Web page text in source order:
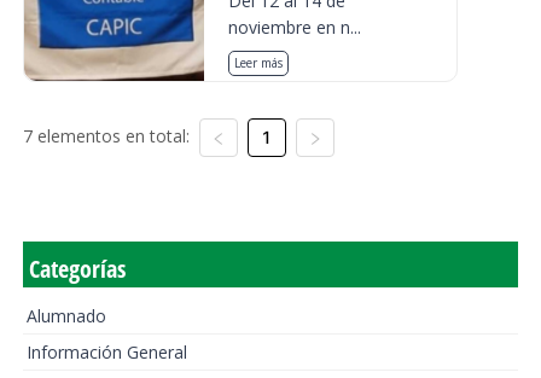
noviembre en n...
Leer más
7 elementos en total: 1
Categorías
Alumnado
Información General